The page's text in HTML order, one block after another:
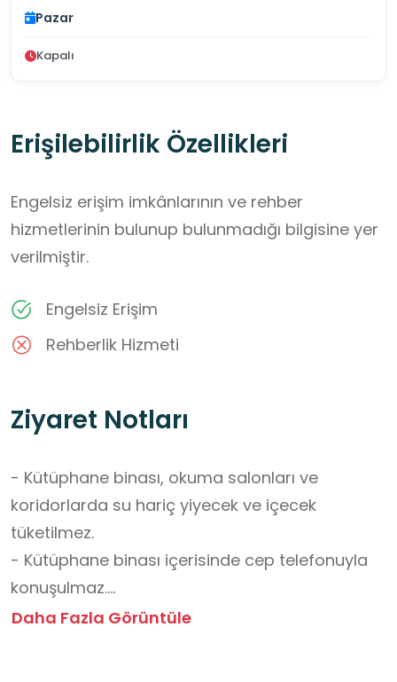
Pazar
Kapalı
Erişilebilirlik Özellikleri
Engelsiz erişim imkânlarının ve rehber
hizmetlerinin bulunup bulunmadığı bilgisine yer
verilmiştir.
Engelsiz Erişim
Rehberlik Hizmeti
Ziyaret Notları
- Kütüphane binası, okuma salonları ve
koridorlarda su hariç yiyecek ve içecek
tüketilmez.
- Kütüphane binası içerisinde cep telefonuyla
konuşulmaz.
- Kütüphane içerisinde izinsiz kamera, fotoğraf
Daha Fazla Görüntüle